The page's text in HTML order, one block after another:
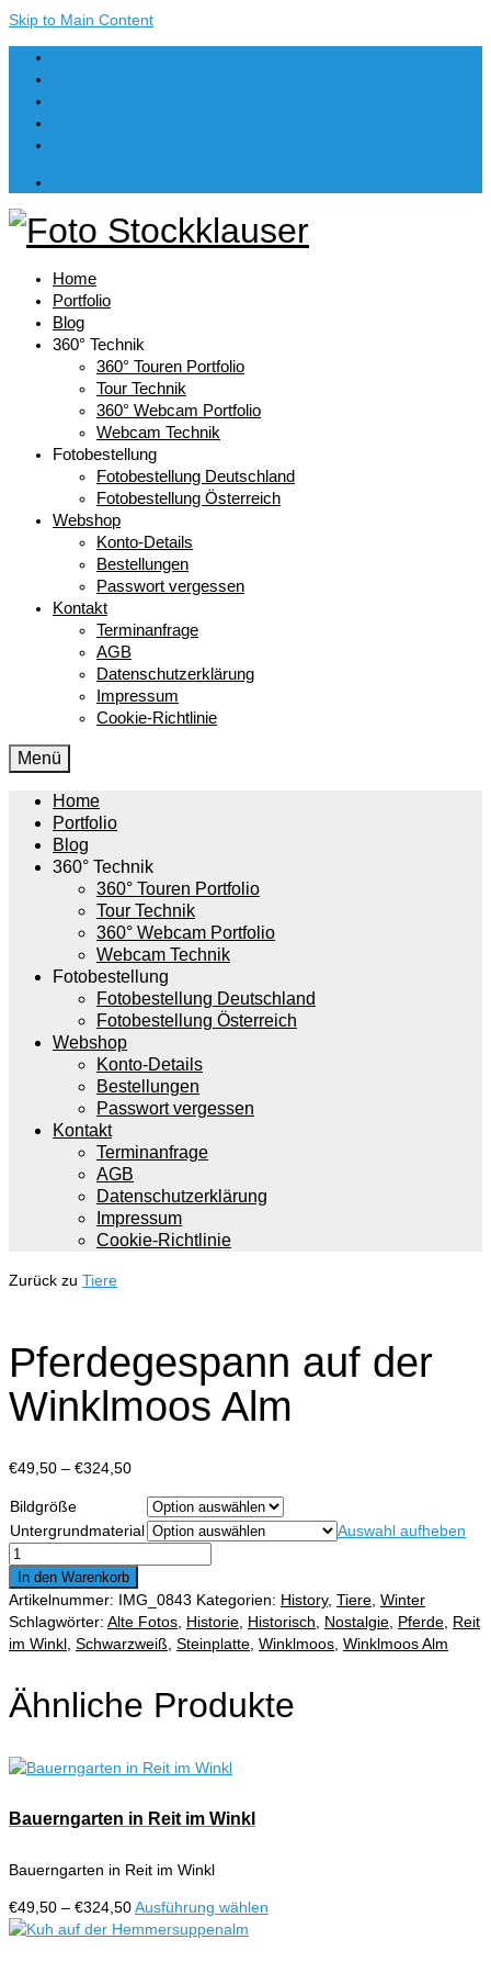
Skip to Main Content
Home
Portfolio
Blog
360° Technik
360° Touren Portfolio
Tour Technik
360° Webcam Portfolio
Webcam Technik
Fotobestellung
Fotobestellung Deutschland
Fotobestellung Österreich
Webshop
Konto-Details
Bestellungen
Passwort vergessen
Kontakt
Terminanfrage
AGB
Datenschutzerklärung
Impressum
Cookie-Richtlinie
Menü
Home
Portfolio
Blog
360° Technik
360° Touren Portfolio
Tour Technik
360° Webcam Portfolio
Webcam Technik
Fotobestellung
Fotobestellung Deutschland
Fotobestellung Österreich
Webshop
Konto-Details
Bestellungen
Passwort vergessen
Kontakt
Terminanfrage
AGB
Datenschutzerklärung
Impressum
Cookie-Richtlinie
Zurück zu Tiere
Pferdegespann auf der
Winklmoos Alm
€49,50 – €324,50Preisspanne:
€324,50
Bildgröße
Untergrundmaterial
Auswahl aufheben
Pferdegespann
auf
der
Winklmoos
Alm
In den Warenkorb
Artikelnummer: IMG_0843 Kategorien: History, Tiere Winter
Schlagwörter: Alte Fotos Historie Historisch Nostalgie Pferde Reit
im Winkl Schwarzweiß Steinplatte Winklmoos Winklmoos Alm
Ähnliche Produkte
Bauerngarten in Reit im Winkl
Bauerngarten in Reit im Winkl
€49,50 – €324,50Preisspanne:
€49,50
Ausführung wählen